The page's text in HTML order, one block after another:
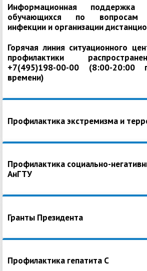
Информационная поддержка
обучающихся по вопросам
инфекции и организации
Горячая линия ситуационного
профилактики
+7(495)198-00-00 (8:00-20:00
времени)
Профилактика экстремизма и
Профилактика социально-
АнГТУ
Гранты Президента
Профилактика гепатита С